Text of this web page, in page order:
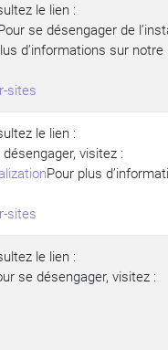
le lien :
se désengager de
d’informations sur
sites
le lien :
visitez :
Pour plus
sites
le lien :
se désengager, visitez :